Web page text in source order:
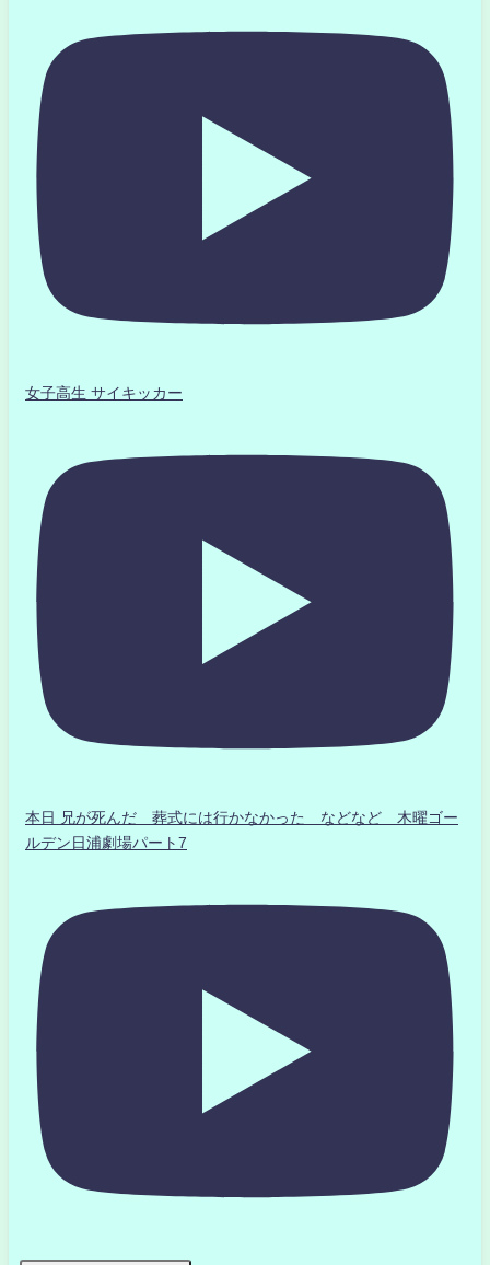
女子高生 サイキッカー
本日 兄が死んだ 葬式には行かなかった などなど 木曜ゴー
ルデン日浦劇場パート7